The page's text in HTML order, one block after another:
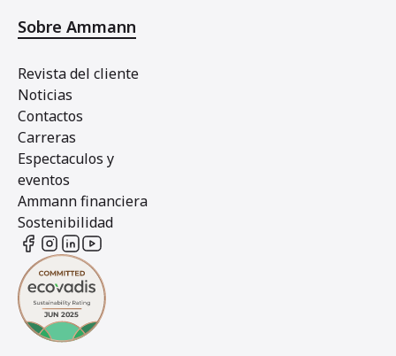
Sobre Ammann
Revista del cliente
Noticias
Contactos
Carreras
Espectaculos y
eventos
Ammann financiera
Sostenibilidad